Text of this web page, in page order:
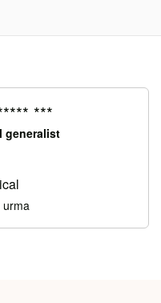
***
generalist
urma